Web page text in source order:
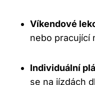
Víkendové
nebo pracující
Individuální
se na jízdách